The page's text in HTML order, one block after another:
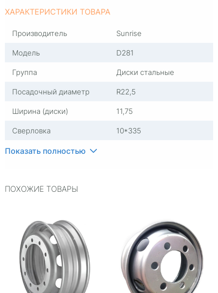
ХАРАКТЕРИСТИКИ ТОВАРА
Производитель
Sunrise
Модель
D281
Группа
Диски стальные
Посадочный диаметр
R22,5
Ширина (диски)
11,75
Сверловка
10*335
Вылет
Цвет
Страна изготовителя
Replica
Тип диска
Стальные
Показать полностью
ПОХОЖИЕ ТОВАРЫ